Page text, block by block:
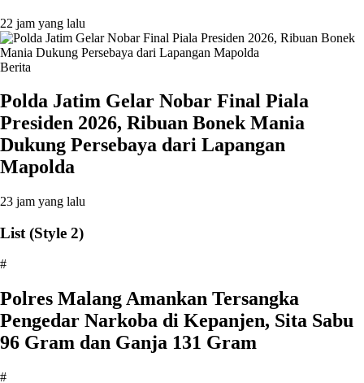
22 jam yang lalu
Berita
Polda Jatim Gelar Nobar Final Piala
Presiden 2026, Ribuan Bonek Mania
Dukung Persebaya dari Lapangan
Mapolda
23 jam yang lalu
List (Style 2)
#
Polres Malang Amankan Tersangka
Pengedar Narkoba di Kepanjen, Sita Sabu
96 Gram dan Ganja 131 Gram
#